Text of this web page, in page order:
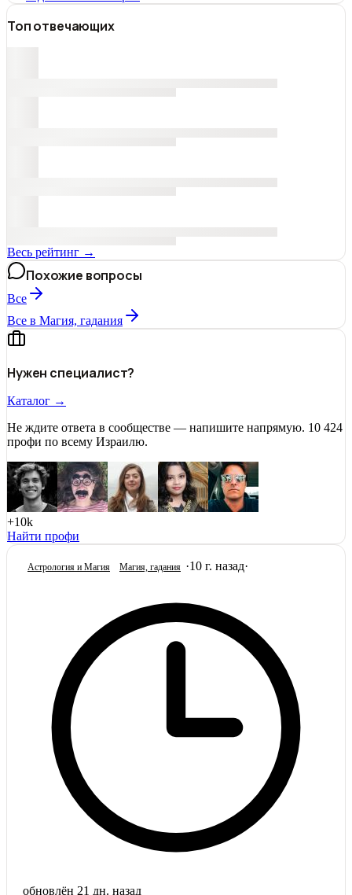
Топ отвечающих
Весь рейтинг →
Похожие вопросы
Все
Все в Магия, гадания
Нужен специалист?
Каталог →
Не ждите ответа в сообществе — напишите напрямую. 10 424
профи по всему Израилю.
+10k
Найти профи
Астрология и Магия Магия, гадания ·10 г. назад·
обновлён 21 дн. назад